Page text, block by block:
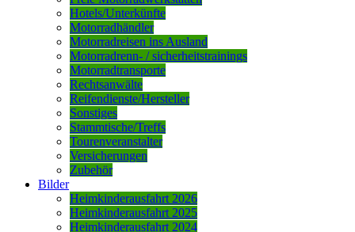
Hotels/Unterkünfte
Motorradhändler
Motorradreisen ins Ausland
Motorradrenn- / sicherheitstrainings
Motorradtransporte
Rechtsanwälte
Reifendienste/Hersteller
Sonstiges
Stammtische/Treffs
Tourenveranstalter
Versicherungen
Zubehör
Bilder
Heimkinderausfahrt 2026
Heimkinderausfahrt 2025
Heimkinderausfahrt 2024